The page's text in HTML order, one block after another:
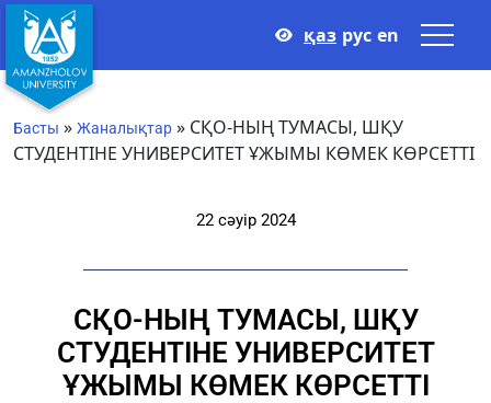
қаз рус en
Басты » Жаналықтар » СҚО-НЫҢ ТУМАСЫ, ШҚУ
СТУДЕНТІНЕ УНИВЕРСИТЕТ ҰЖЫМЫ КӨМЕК КӨРСЕТТІ
22 сәуір 2024
СҚО-НЫҢ ТУМАСЫ, ШҚУ
СТУДЕНТІНЕ УНИВЕРСИТЕТ
ҰЖЫМЫ КӨМЕК КӨРСЕТТІ